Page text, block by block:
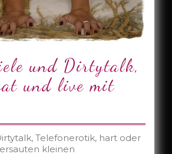
und Dirtytalk,
und live mit
Telefonerotik, hart oder
kleinen